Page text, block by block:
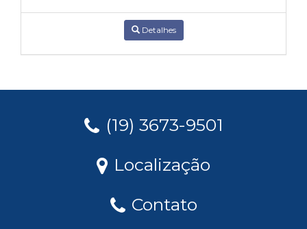
Detalhes
(19) 3673-9501
Localização
Contato